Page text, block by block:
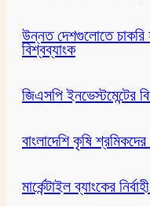
উন্নত দেশগুলোতে চাকরি
বিশ্বব্যাংক
জিএসপি ইনভেস্টমেন্টের
বাংলাদেশি কৃষি
মার্কেন্টাইল ব্যাংকের